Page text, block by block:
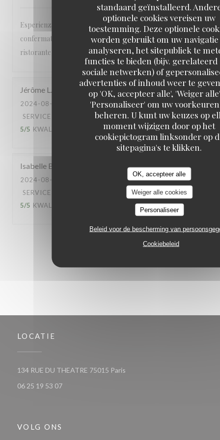
standaard geïnstalleerd.
optionele cookies vereisen uw
toestemming. Deze optionele
worden gebruikt om uw
analyseren, het sitepubliek te
functies te bieden (bijv. gerelateerd
sociale netwerken) of
advertenties of inhoud weer te
op 'OK, accepteer alle', 'Weiger
'Personaliseer' om uw
beheren. U kunt uw keuzes op
moment wijzigen door op het
cookiepictogram linksonder op
sitepagina's te klikken.
OK, accepteer alle
Weiger alle cookies
Personaliseer
Beleid voor de bescherming van
Cookiebeleid
Esperienza pessima, perché nonostante la riservazione
confermata, ieri sera sono arrivato davanti al vostro
ristorante ed era chiuso
Jérôme L
2024-08-28
- 19:45 - GASTEN 4
SERVICE
ATMOSFEER: 5/5 KEUKEN:
5/5 KWALITEIT / PRIJS 5/5
Isabelle B
2024-08-24
- 20:30 - GASTEN 2
SERVICE
KEUKEN:
5/5 KWALITEIT / PRIJS
LOCATIE
134 RUE DU THEATRE 75015 Paris
06 25 19 53 07
VOLG ONS